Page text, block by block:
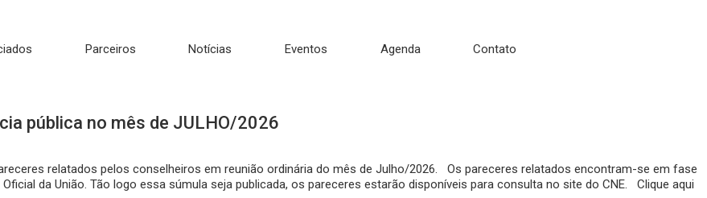
Parceiros Notícias Eventos Agenda Contato
pública no mês de JULHO/2026
relatados pelos conselheiros em reunião ordinária do mês de Julho/2026. Os pareceres relatados encontram-se em fase
da União. Tão logo essa súmula seja publicada, os pareceres estarão disponíveis para consulta no site do CNE. Clique aqui